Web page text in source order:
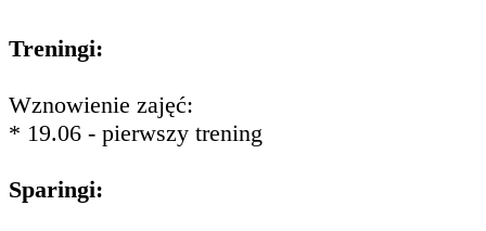
Treningi:
Wznowienie zajęć:
* 19.06 - pierwszy trening
Sparingi: